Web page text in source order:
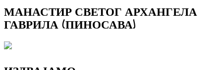
МАНАСТИР СВЕТОГ АРХАНГЕЛА
ГАВРИЛА (ПИНОСАВА)